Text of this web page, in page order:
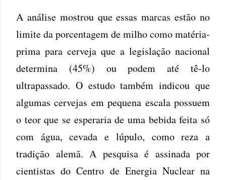
A análise mostrou que essas marcas estão no
limite da porcentagem de milho como matéria-
prima para cerveja que a legislação nacional
determina (45%) ou podem até tê-lo
ultrapassado. O estudo também indicou que
algumas cervejas em pequena escala possuem
o teor que se esperaria de uma bebida feita só
com água, cevada e lúpulo, como reza a
tradição alemã. A pesquisa é assinada por
cientistas do Centro de Energia Nuclear na